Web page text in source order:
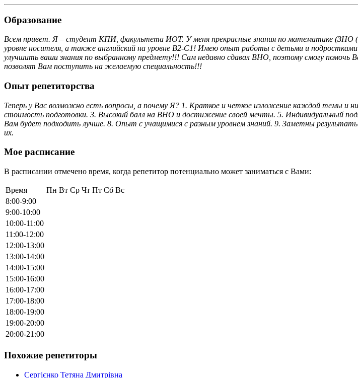
Образование
Всем привет. Я – студент КПИ, факультета ИОТ. У меня прекрасные знания по математике (ЗНО
уровне носителя, а также английский на уровне В2-С1! Имею опыт работы с детьми и
улучшить ваши знания по выбранному предмету!!! Сам недавно сдавал ВНО, поэтому смогу помочь
позволят Вам поступить на желаемую специальность!!!
Опыт репетиторства
Теперь у Вас возможно есть вопросы, а почему Я? 1. Краткое и четкое изложение каждой темы и
стоимость подготовки. 3. Высокий балл на ВНО и достижение своей мечты. 5. Индивидуальный
Вам будет подходить лучше. 8. Опыт с учащимися с разным уровнем знаний. 9. Заметны
их.
Мое расписание
В расписании отмечено время, когда репетитор потенциально может заниматься с Вами:
Время Пн Вт Ср Чт Пт Сб Вс
8:00-9:00
9:00-10:00
10:00-11:00
11:00-12:00
12:00-13:00
13:00-14:00
14:00-15:00
15:00-16:00
16:00-17:00
17:00-18:00
18:00-19:00
19:00-20:00
20:00-21:00
Похожие репетиторы
Сергієнко Тетяна Дмитрівна